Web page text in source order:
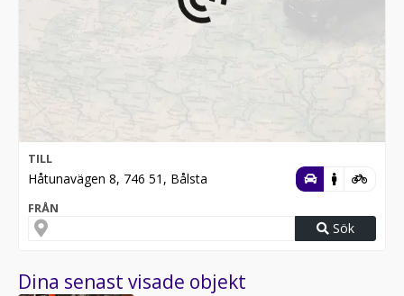
TILL
Håtunavägen 8, 746 51, Bålsta
FRÅN
Sök
Dina senast visade objekt